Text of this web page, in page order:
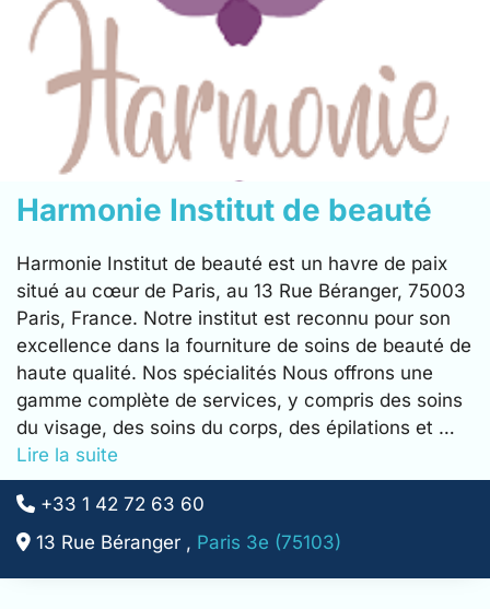
Harmonie Institut de beauté
Harmonie Institut de beauté est un havre de paix
situé au cœur de Paris, au 13 Rue Béranger, 75003
Paris, France. Notre institut est reconnu pour son
excellence dans la fourniture de soins de beauté de
haute qualité. Nos spécialités Nous offrons une
gamme complète de services, y compris des soins
du visage, des soins du corps, des épilations et …
Lire la suite
+33 1 42 72 63 60
13 Rue Béranger , Paris 3e (75103)